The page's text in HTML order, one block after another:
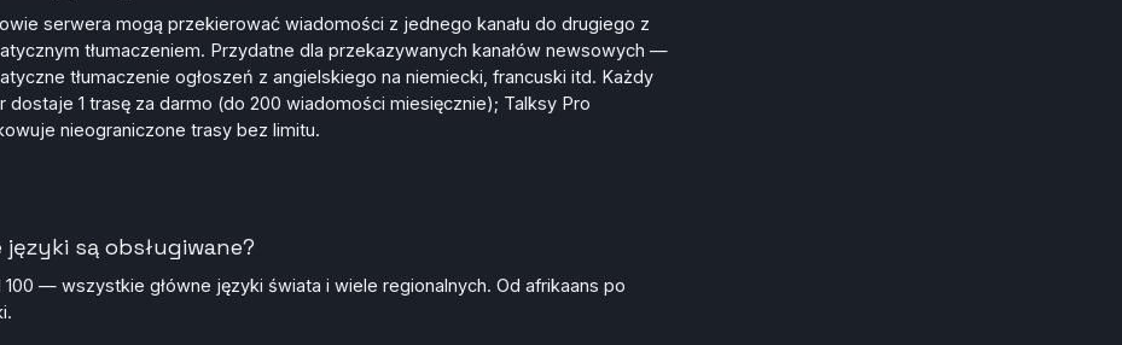
serwera mogą przekierować wiadomości z jednego kanału do drugiego z
tłumaczeniem. Przydatne dla przekazywanych kanałów newsowych —
tłumaczenie ogłoszeń z angielskiego na niemiecki, francuski itd. Każdy
dostaje 1 trasę za darmo (do 200 wiadomości miesięcznie); Talksy Pro
nieograniczone trasy bez limitu.
języki są obsługiwane?
100 — wszystkie główne języki świata i wiele regionalnych. Od afrikaans po